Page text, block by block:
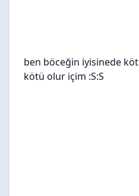
ben böceğin iyisinede
kötü olur içim :S:S